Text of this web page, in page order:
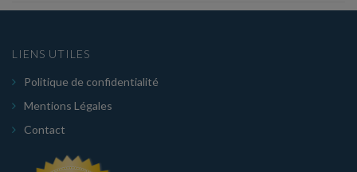
LIENS UTILES
Politique de confidentialité
Mentions Légales
Contact